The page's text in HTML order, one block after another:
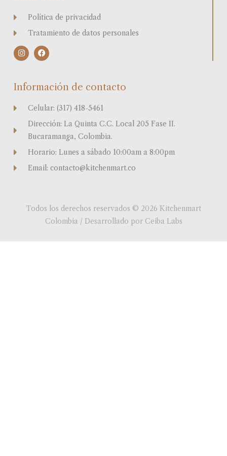
Política de privacidad
Tratamiento de datos personales
I
n
s
g
F
a
c
o
k
Información de contacto
Celular: (317) 418-5461
Dirección: La Quinta C.C. Local 205 Fase II.
Bucaramanga, Colombia.
Horario: Lunes a sábado 10:00am a 8:00pm
Email: contacto@kitchenmart.co
Todos los derechos reservados © 2026 Kitchenmart
Colombia / Desarrollado por Ceiba Labs